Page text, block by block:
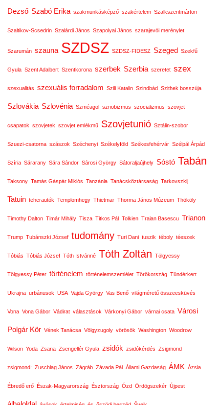
Dezső Szabó Erika szakmunkásképző szakértelem Szalkszentmárton
Szaltikov-Scsedrin Szalárdi János Szapolyai János szarajevói merénylet
Szarumán szauna SZDSZ SZDSZ-FIDESZ Szeged Szekfű
Gyula Szent Adalbert Szentkorona szerbek Szerbia szeretet szex
szexualitás szexuális forradalom Szili Katalin Szindbád Szithek bosszúja
Szlovákia Szlovénia Szméagol sznobizmus szocializmus szovjet
csapatok szovjetek szovjet emlékmű Szovjetunió Sztálin-szobor
Szuezi-csatorna szászok Széchenyi Székelyföld Székesfehérvár Szélpál Árpád
Szíria Sárarany Sára Sándor Sárosi György Sátoraljaújhely Sóstó Tabán
Taksony Tamás Gáspár Miklós Tanzánia Tanácsköztársaság Tarkovszkij
Tatuin teherautók Templomhegy Thietmar Thorma János Múzeum Thököly
Timothy Dalton Timár Mihály Tisza Titkos Pál Tolkien Traian Basescu Trianon
Trump Tubánszki József tudomány Turi Dani tuszik téboly téeszek
Tóbiás Tóbiás József Tóth Istvánné Tóth Zoltán Tölgyessy
Tölgyessy Péter történelem történelemszemlélet Törökország Tündérkert
Ukrajna urbánusok USA Vajda György Vas Benő világméretű összeesküvés
Vona Vona Gábor Vádirat választások Várkonyi Gábor várnai csata Városi
Polgár Kör Vének Tanácsa Völgyzugoly vörösök Washington Woodrow
Wilson Yoda Zsana Zsengellér Gyula zsidók zsidókérdés Zsigmond
zsigmond: Zuschlag János Zágráb Závada Pál Állami Gazdaság ÁMK Ázsia
Ébredő erő Észak-Magyarország Észtország Ózd Ördögszekér Újpest